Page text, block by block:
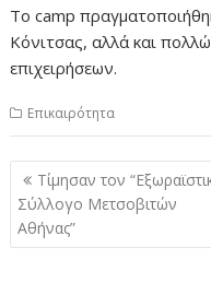
Το camp
Κόνιτσας, αλλά και
επιχειρήσεων.
Επικαιρότητα
Πλοήγηση
άρθρων
Τίμησαν τον
Σύλλογο Μετσοβιτών
Αθήνας”